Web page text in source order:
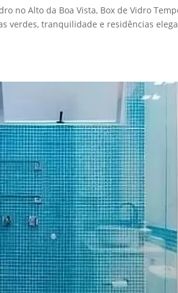
no Alto da Boa Vista, Box de Vidro
verdes, tranquilidade e residências